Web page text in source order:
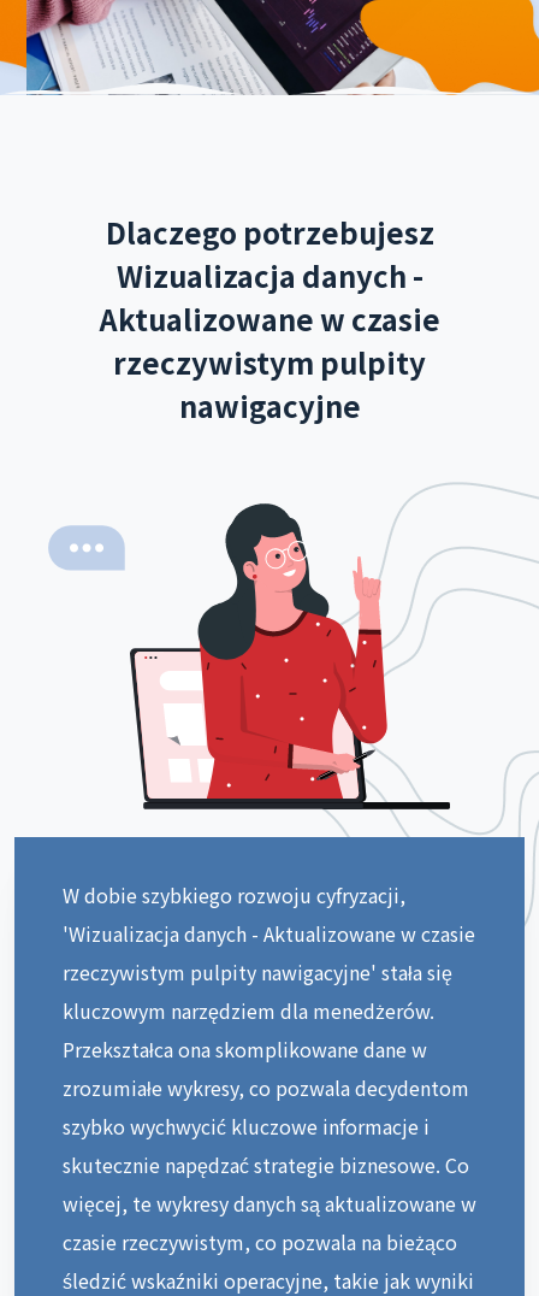
Dlaczego potrzebujesz
Wizualizacja danych -
Aktualizowane w czasie
rzeczywistym pulpity
nawigacyjne
W dobie szybkiego rozwoju cyfryzacji,
'Wizualizacja danych - Aktualizowane w czasie
rzeczywistym pulpity nawigacyjne' stała się
kluczowym narzędziem dla menedżerów.
Przekształca ona skomplikowane dane w
zrozumiałe wykresy, co pozwala decydentom
szybko wychwycić kluczowe informacje i
skutecznie napędzać strategie biznesowe. Co
więcej, te wykresy danych są aktualizowane w
czasie rzeczywistym, co pozwala na bieżąco
śledzić wskaźniki operacyjne, takie jak wyniki